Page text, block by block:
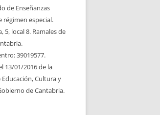
de Enseñanzas
régimen especial.
5, local 8. Ramales de
39019577.
13/01/2016 de la
Educación, Cultura y
de Cantabria.